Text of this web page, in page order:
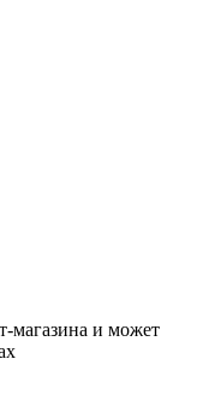
магазина и может